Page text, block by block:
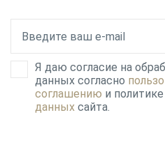
Я даю согласие на
данных согласно
соглашению и политике
данных сайта.